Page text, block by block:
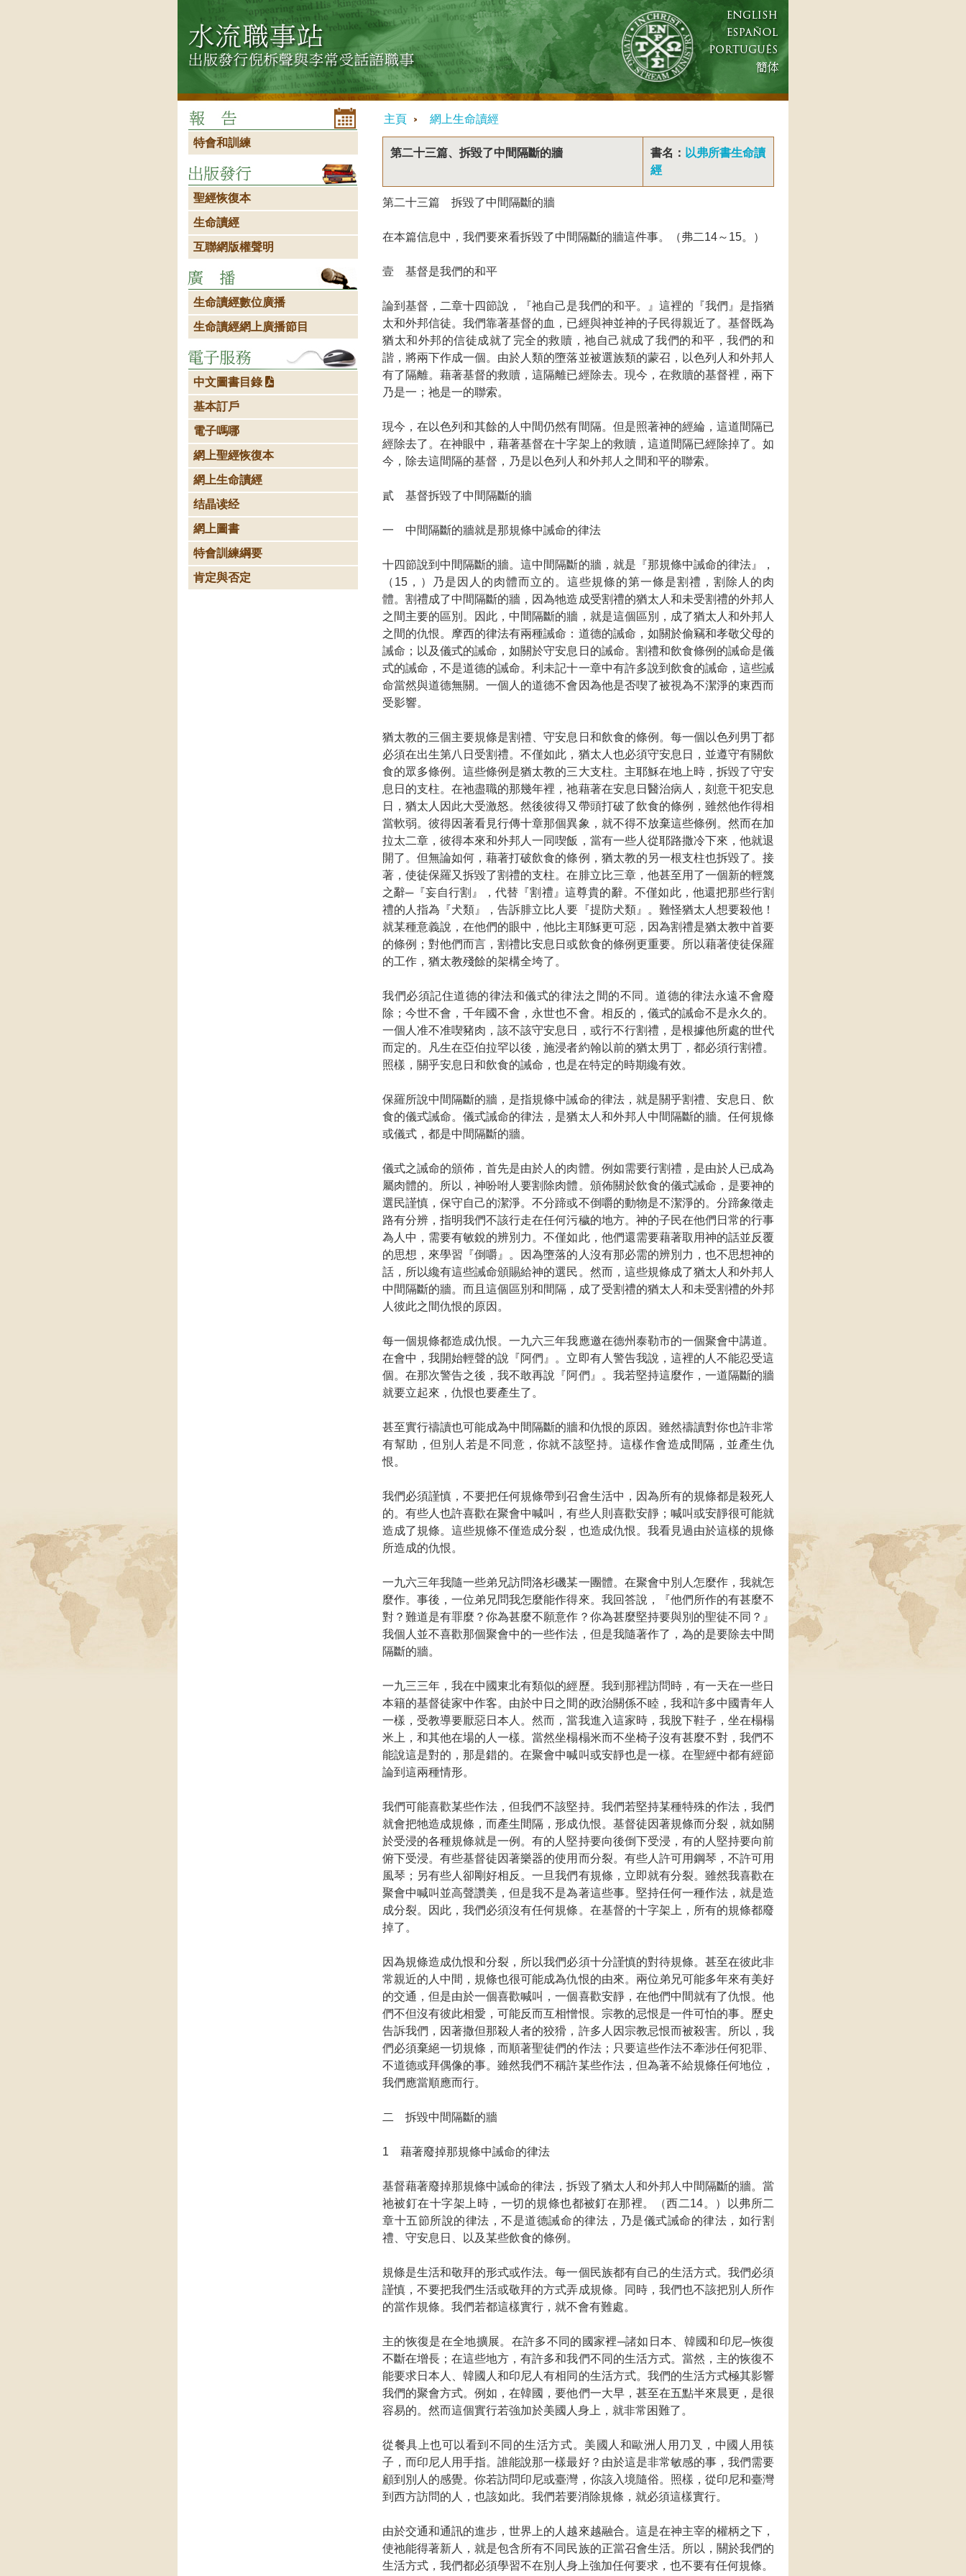
主頁 網上生命讀經
第二十三篇、拆毀了中間隔斷的牆 書名： 以弗所書生命讀
經
第二十三篇 拆毀了中間隔斷的牆
在本篇信息中，我們要來看拆毀了中間隔斷的牆這件事。（弗二14～15。）
壹 基督是我們的和平
論到基督，二章十四節說，『祂自己是我們的和平。』這裡的『我們』是指猶
太和外邦信徒。我們靠著基督的血，已經與神並神的子民得親近了。基督既為
猶太和外邦的信徒成就了完全的救贖，祂自己就成了我們的和平，我們的和
諧，將兩下作成一個。由於人類的墮落並被選族類的蒙召，以色列人和外邦人
有了隔離。藉著基督的救贖，這隔離已經除去。現今，在救贖的基督裡，兩下
乃是一；祂是一的聯索。
現今，在以色列和其餘的人中間仍然有間隔。但是照著神的經綸，這道間隔已
經除去了。在神眼中，藉著基督在十字架上的救贖，這道間隔已經除掉了。如
今，除去這間隔的基督，乃是以色列人和外邦人之間和平的聯索。
貳 基督拆毀了中間隔斷的牆
一 中間隔斷的牆就是那規條中誡命的律法
十四節說到中間隔斷的牆。這中間隔斷的牆，就是『那規條中誡命的律法』，
（15，）乃是因人的肉體而立的。這些規條的第一條是割禮，割除人的肉
體。割禮成了中間隔斷的牆，因為牠造成受割禮的猶太人和未受割禮的外邦人
之間主要的區別。因此，中間隔斷的牆，就是這個區別，成了猶太人和外邦人
之間的仇恨。摩西的律法有兩種誡命：道德的誡命，如關於偷竊和孝敬父母的
誡命；以及儀式的誡命，如關於守安息日的誡命。割禮和飲食條例的誡命是儀
式的誡命，不是道德的誡命。利未記十一章中有許多說到飲食的誡命，這些誡
命當然與道德無關。一個人的道德不會因為他是否喫了被視為不潔淨的東西而
受影響。
猶太教的三個主要規條是割禮、守安息日和飲食的條例。每一個以色列男丁都
必須在出生第八日受割禮。不僅如此，猶太人也必須守安息日，並遵守有關飲
食的眾多條例。這些條例是猶太教的三大支柱。主耶穌在地上時，拆毀了守安
息日的支柱。在祂盡職的那幾年裡，祂藉著在安息日醫治病人，刻意干犯安息
日，猶太人因此大受激怒。然後彼得又帶頭打破了飲食的條例，雖然他作得相
當軟弱。彼得因著看見行傳十章那個異象，就不得不放棄這些條例。然而在加
拉太二章，彼得本來和外邦人一同喫飯，當有一些人從耶路撒冷下來，他就退
開了。但無論如何，藉著打破飲食的條例，猶太教的另一根支柱也拆毀了。接
著，使徒保羅又拆毀了割禮的支柱。在腓立比三章，他甚至用了一個新的輕篾
之辭─『妄自行割』，代替『割禮』這尊貴的辭。不僅如此，他還把那些行割
禮的人指為『犬類』，告訴腓立比人要『提防犬類』。難怪猶太人想要殺他！
就某種意義說，在他們的眼中，他比主耶穌更可惡，因為割禮是猶太教中首要
的條例；對他們而言，割禮比安息日或飲食的條例更重要。所以藉著使徒保羅
的工作，猶太教殘餘的架構全垮了。
我們必須記住道德的律法和儀式的律法之間的不同。道德的律法永遠不會廢
除；今世不會，千年國不會，永世也不會。相反的，儀式的誡命不是永久的。
一個人准不准喫豬肉，該不該守安息日，或行不行割禮，是根據他所處的世代
而定的。凡生在亞伯拉罕以後，施浸者約翰以前的猶太男丁，都必須行割禮。
照樣，關乎安息日和飲食的誡命，也是在特定的時期纔有效。
保羅所說中間隔斷的牆，是指規條中誡命的律法，就是關乎割禮、安息日、飲
食的儀式誡命。儀式誡命的律法，是猶太人和外邦人中間隔斷的牆。任何規條
或儀式，都是中間隔斷的牆。
儀式之誡命的頒佈，首先是由於人的肉體。例如需要行割禮，是由於人已成為
屬肉體的。所以，神吩咐人要割除肉體。頒佈關於飲食的儀式誡命，是要神的
選民謹慎，保守自己的潔淨。不分蹄或不倒嚼的動物是不潔淨的。分蹄象徵走
路有分辨，指明我們不該行走在任何污穢的地方。神的子民在他們日常的行事
為人中，需要有敏銳的辨別力。不僅如此，他們還需要藉著取用神的話並反覆
的思想，來學習『倒嚼』。因為墮落的人沒有那必需的辨別力，也不思想神的
話，所以纔有這些誡命頒賜給神的選民。然而，這些規條成了猶太人和外邦人
中間隔斷的牆。而且這個區別和間隔，成了受割禮的猶太人和未受割禮的外邦
人彼此之間仇恨的原因。
每一個規條都造成仇恨。一九六三年我應邀在德州泰勒市的一個聚會中講道。
在會中，我開始輕聲的說『阿們』。立即有人警告我說，這裡的人不能忍受這
個。在那次警告之後，我不敢再說『阿們』。我若堅持這麼作，一道隔斷的牆
就要立起來，仇恨也要產生了。
甚至實行禱讀也可能成為中間隔斷的牆和仇恨的原因。雖然禱讀對你也許非常
有幫助，但別人若是不同意，你就不該堅持。這樣作會造成間隔，並產生仇
恨。
我們必須謹慎，不要把任何規條帶到召會生活中，因為所有的規條都是殺死人
的。有些人也許喜歡在聚會中喊叫，有些人則喜歡安靜；喊叫或安靜很可能就
造成了規條。這些規條不僅造成分裂，也造成仇恨。我看見過由於這樣的規條
所造成的仇恨。
一九六三年我隨一些弟兄訪問洛杉磯某一團體。在聚會中別人怎麼作，我就怎
麼作。事後，一位弟兄問我怎麼能作得來。我回答說，『他們所作的有甚麼不
對？難道是有罪麼？你為甚麼不願意作？你為甚麼堅持要與別的聖徒不同？』
我個人並不喜歡那個聚會中的一些作法，但是我隨著作了，為的是要除去中間
隔斷的牆。
一九三三年，我在中國東北有類似的經歷。我到那裡訪問時，有一天在一些日
本籍的基督徒家中作客。由於中日之間的政治關係不睦，我和許多中國青年人
一樣，受教導要厭惡日本人。然而，當我進入這家時，我脫下鞋子，坐在榻榻
米上，和其他在場的人一樣。當然坐榻榻米而不坐椅子沒有甚麼不對，我們不
能說這是對的，那是錯的。在聚會中喊叫或安靜也是一樣。在聖經中都有經節
論到這兩種情形。
我們可能喜歡某些作法，但我們不該堅持。我們若堅持某種特殊的作法，我們
就會把牠造成規條，而產生間隔，形成仇恨。基督徒因著規條而分裂，就如關
於受浸的各種規條就是一例。有的人堅持要向後倒下受浸，有的人堅持要向前
俯下受浸。有些基督徒因著樂器的使用而分裂。有些人許可用鋼琴，不許可用
風琴；另有些人卻剛好相反。一旦我們有規條，立即就有分裂。雖然我喜歡在
聚會中喊叫並高聲讚美，但是我不是為著這些事。堅持任何一種作法，就是造
成分裂。因此，我們必須沒有任何規條。在基督的十字架上，所有的規條都廢
掉了。
因為規條造成仇恨和分裂，所以我們必須十分謹慎的對待規條。甚至在彼此非
常親近的人中間，規條也很可能成為仇恨的由來。兩位弟兄可能多年來有美好
的交通，但是由於一個喜歡喊叫，一個喜歡安靜，在他們中間就有了仇恨。他
們不但沒有彼此相愛，可能反而互相憎恨。宗教的忌恨是一件可怕的事。歷史
告訴我們，因著撒但那殺人者的狡猾，許多人因宗教忌恨而被殺害。所以，我
們必須棄絕一切規條，而順著聖徒們的作法；只要這些作法不牽涉任何犯罪、
不道德或拜偶像的事。雖然我們不稱許某些作法，但為著不給規條任何地位，
我們應當順應而行。
二 拆毀中間隔斷的牆
1 藉著廢掉那規條中誡命的律法
基督藉著廢掉那規條中誡命的律法，拆毀了猶太人和外邦人中間隔斷的牆。當
祂被釘在十字架上時，一切的規條也都被釘在那裡。（西二14。）以弗所二
章十五節所說的律法，不是道德誡命的律法，乃是儀式誡命的律法，如行割
禮、守安息日、以及某些飲食的條例。
規條是生活和敬拜的形式或作法。每一個民族都有自己的生活方式。我們必須
謹慎，不要把我們生活或敬拜的方式弄成規條。同時，我們也不該把別人所作
的當作規條。我們若都這樣實行，就不會有難處。
主的恢復是在全地擴展。在許多不同的國家裡─諸如日本、韓國和印尼─恢復
不斷在增長；在這些地方，有許多和我們不同的生活方式。當然，主的恢復不
能要求日本人、韓國人和印尼人有相同的生活方式。我們的生活方式極其影響
我們的聚會方式。例如，在韓國，要他們一大早，甚至在五點半來晨更，是很
容易的。然而這個實行若強加於美國人身上，就非常困難了。
從餐具上也可以看到不同的生活方式。美國人和歐洲人用刀叉，中國人用筷
子，而印尼人用手指。誰能說那一樣最好？由於這是非常敏感的事，我們需要
顧到別人的感覺。你若訪問印尼或臺灣，你該入境隨俗。照樣，從印尼和臺灣
到西方訪問的人，也該如此。我們若要消除規條，就必須這樣實行。
由於交通和通訊的進步，世界上的人越來越融合。這是在神主宰的權柄之下，
使祂能得著新人，就是包含所有不同民族的正當召會生活。所以，關於我們的
生活方式，我們都必須學習不在別人身上強加任何要求，也不要有任何規條。
特會和訓練
聖經恢復本
生命讀經
互聯網版權聲明
生命讀經數位廣播
生命讀經網上廣播節目
中文圖書目錄
基本訂戶
電子嗎哪
網上聖經恢復本
網上生命讀經
结晶读经
網上圖書
特會訓練綱要
肯定與否定